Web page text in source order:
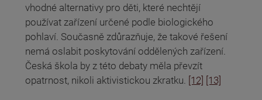
vhodné alternativy pro děti, které nechtějí
používat zařízení určené podle biologického
pohlaví. Současně zdůrazňuje, že takové řešení
nemá oslabit poskytování oddělených zařízení.
Česká škola by z této debaty měla převzít
opatrnost, nikoli aktivistickou zkratku. [12] [13]